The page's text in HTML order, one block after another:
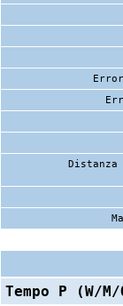
Tempo P (W/